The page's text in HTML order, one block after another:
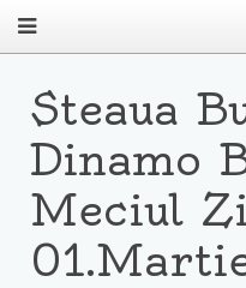
Steaua
Dinamo
Meciul